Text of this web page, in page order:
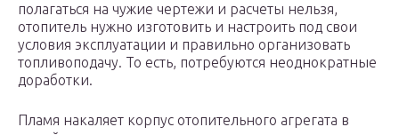
полагаться на чужие чертежи и расчеты нельзя,
отопитель нужно изготовить и настроить под свои
условия эксплуатации и правильно организовать
топливоподачу. То есть, потребуются неоднократные
доработки.
Пламя накаляет корпус отопительного агрегата в